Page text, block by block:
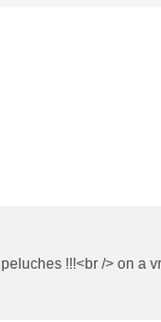
!!!<br /> on a